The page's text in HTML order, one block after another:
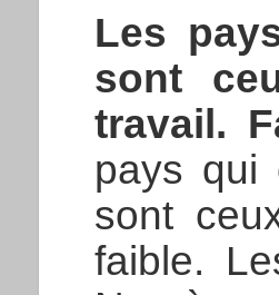
Les
sont
travail.
pays qui
sont
faible.